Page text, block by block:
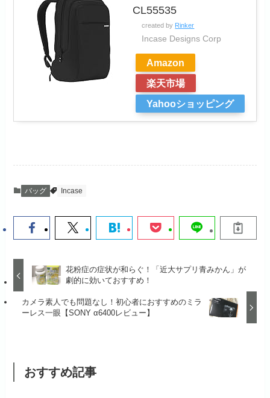
CL55535
created by Rinker
Incase Designs Corp
Amazon
楽天市場
Yahooショッピング
バッグ Incase
花粉症の症状が和らぐ！「近大サプリ青みかん」が
劇的に効いておすすめ！
カメラ素人でも問題なし！初心者におすすめのミラ
ーレス一眼【SONY α6400レビュー】
おすすめ記事